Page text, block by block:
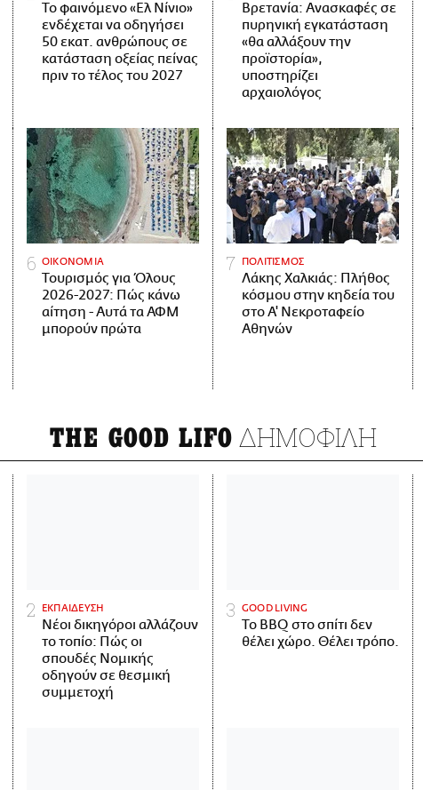
Το φαινόμενο «Ελ Νίνιο»
ενδέχεται να οδηγήσει
50 εκατ. ανθρώπους σε
κατάσταση οξείας πείνας
πριν το τέλος του 2027
Βρετανία: Ανασκαφές σε
πυρηνική εγκατάσταση
«θα αλλάξουν την
προϊστορία»,
υποστηρίζει
αρχαιολόγος
ΟΙΚΟΝΟΜΙΑ
Τουρισμός για Όλους
2026-2027: Πώς κάνω
αίτηση - Αυτά τα ΑΦΜ
μπορούν πρώτα
ΠΟΛΙΤΙΣΜΟΣ
Λάκης Χαλκιάς: Πλήθος
κόσμου στην κηδεία του
στο Α' Νεκροταφείο
Αθηνών
THE GOOD LIFO ΔΗΜΟΦΙΛΗ
ΕΚΠΑΙΔΕΥΣΗ
Νέοι δικηγόροι αλλάζουν
το τοπίο: Πώς οι
σπουδές Νομικής
οδηγούν σε θεσμική
συμμετοχή
GOOD LIVING
Το BBQ στο σπίτι δεν
θέλει χώρο. Θέλει τρόπο.